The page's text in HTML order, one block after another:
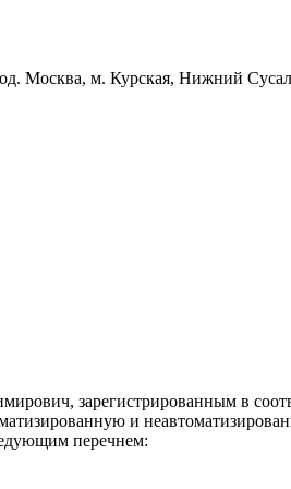
Москва, м. Курская, Нижний
зарегистрированным в
и
перечнем: